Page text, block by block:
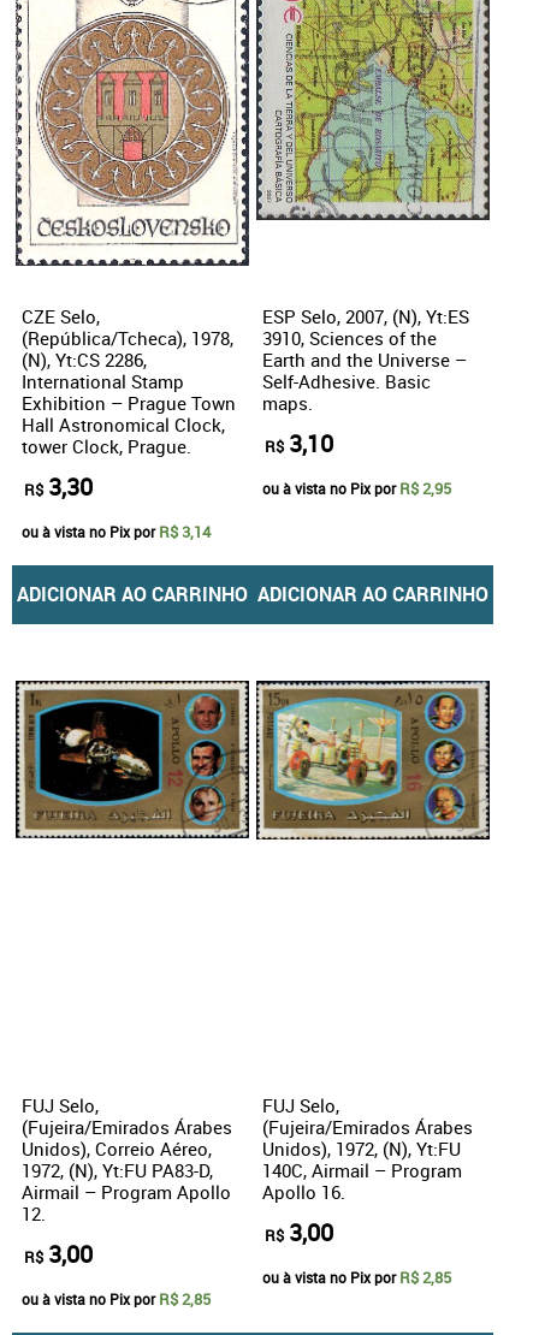
CZE Selo,
(República/Tcheca), 1978,
(N), Yt:CS 2286,
International Stamp
Exhibition – Prague Town
Hall Astronomical Clock,
tower Clock, Prague.
R$ 3,30
ou à vista no Pix porR$ 3,14
ADICIONAR AO CARRINHO
ESP Selo, 2007, (N), Yt:ES
3910, Sciences of the
Earth and the Universe –
Self-Adhesive. Basic
maps.
R$ 3,10
ou à vista no Pix porR$ 2,95
ADICIONAR AO CARRINHO
FUJ Selo,
(Fujeira/Emirados Árabes
Unidos), Correio Aéreo,
1972, (N), Yt:FU PA83-D,
Airmail – Program Apollo
12.
R$ 3,00
ou à vista no Pix porR$ 2,85
FUJ Selo,
(Fujeira/Emirados Árabes
Unidos), 1972, (N), Yt:FU
140C, Airmail – Program
Apollo 16.
R$ 3,00
ou à vista no Pix porR$ 2,85